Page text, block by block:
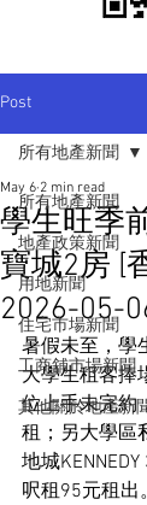
Post
所有地產新聞
地產政策新聞
用地新聞
住宅市場新聞
工商舖市場新聞
其他關於地產新
所有地產新聞
學生旺季
寶城2房 [
2026-05-
May 6 2 min read
暑假未至，學
大學生租客捧
位上手未完約
租；另大學區
地城
呎租95元租出。